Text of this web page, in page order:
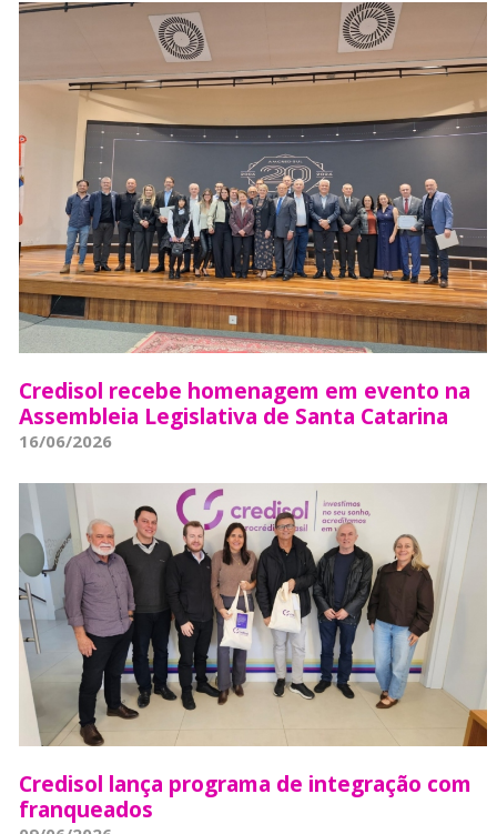
Credisol recebe homenagem em evento na
Assembleia Legislativa de Santa Catarina
16/06/2026
Credisol lança programa de integração com
franqueados